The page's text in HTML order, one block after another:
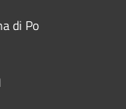
di Po